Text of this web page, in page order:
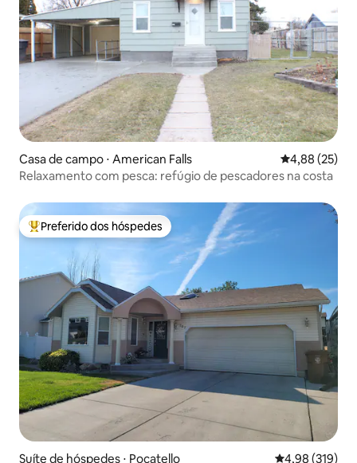
Casa de campo ⋅ American Falls 4,88 de uma
4,88 (25)
Relaxamento com pesca: refúgio de pescadores na costa
Entre os melhores preferidos dos hóspedes
Preferido dos hóspedes
Suíte de hóspedes ⋅ Pocatello 4,98 de uma
4,98 (319)